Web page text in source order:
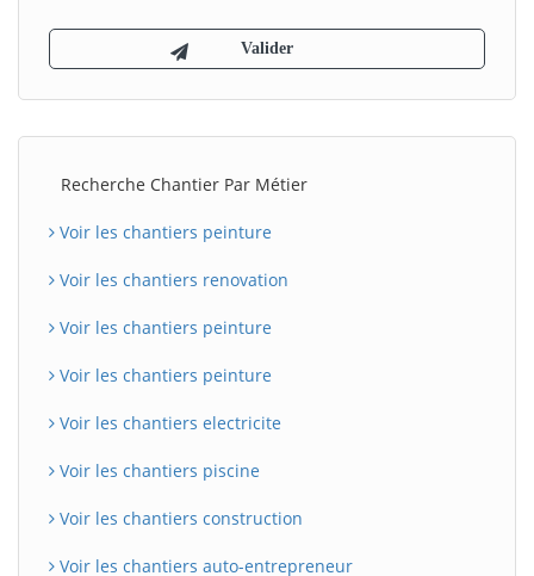
Recherche Chantier Par Métier
Voir les chantiers peinture
Voir les chantiers renovation
Voir les chantiers peinture
Voir les chantiers peinture
Voir les chantiers electricite
Voir les chantiers piscine
Voir les chantiers construction
Voir les chantiers auto-entrepreneur